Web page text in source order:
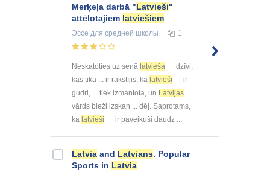
Merķeļa darbā "Latvieši"
attēlotajiem latviešiem
Эссе для средней школы 1
Neskatoties uz senā latvieša
dzīvi,
kas tika ... ir rakstījis, ka latvieši
ir
gudri, ... tiek izmantota, un Latvijas
vārds bieži izskan ... dēļ. Saprotams,
ka latvieši ir paveikuši daudz ...
Latvia and Latvians. Popular
Sports in Latvia